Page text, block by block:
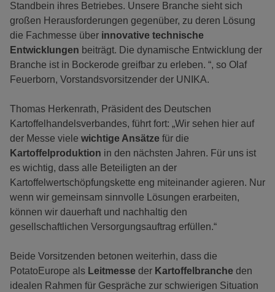
Standbein ihres Betriebes. Unsere Branche sieht sich
großen Herausforderungen gegenüber, zu deren Lösung
die Fachmesse über innovative technische
Entwicklungen beiträgt. Die dynamische Entwicklung der
Branche ist in Bockerode greifbar zu erleben. “, so Olaf
Feuerborn, Vorstandsvorsitzender der UNIKA.
Thomas Herkenrath, Präsident des Deutschen
Kartoffelhandelsverbandes, führt fort: „Wir sehen hier auf
der Messe viele wichtige Ansätze für die
Kartoffelproduktion in den nächsten Jahren. Für uns ist
es wichtig, dass alle Beteiligten an der
Kartoffelwertschöpfungskette eng miteinander agieren. Nur
wenn wir gemeinsam sinnvolle Lösungen erarbeiten,
können wir dauerhaft und nachhaltig den
gesellschaftlichen Versorgungsauftrag erfüllen.“
Beide Vorsitzenden betonen weiterhin, dass die
PotatoEurope als Leitmesse der Kartoffelbranche den
idealen Rahmen für Gespräche zur schwierigen Situation